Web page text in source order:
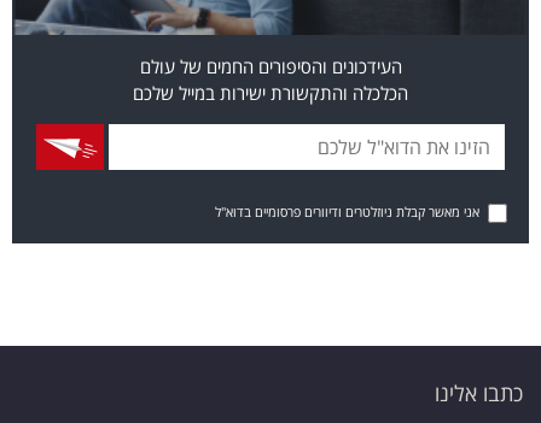
העידכונים והסיפורים החמים של עולם
הכלכלה והתקשורת ישירות במייל שלכם
אני מאשר קבלת ניוזלטרים ודיוורים פרסומיים בדוא"ל
כתבו אלינו